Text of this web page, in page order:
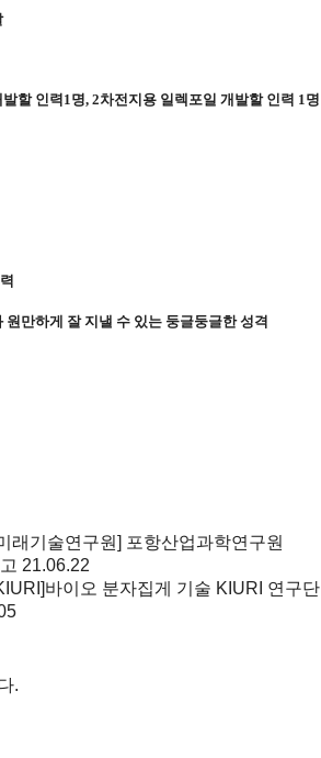
할 인력 1명, 2차전지용 일렉포일 개발할 인력 1명
원만하게 잘 지낼 수 있는 둥글둥글한 성격
래기술연구원] 포항산업과학연구원
21.06.22
바이오 분자집게 기술 KIURI 연구단
.